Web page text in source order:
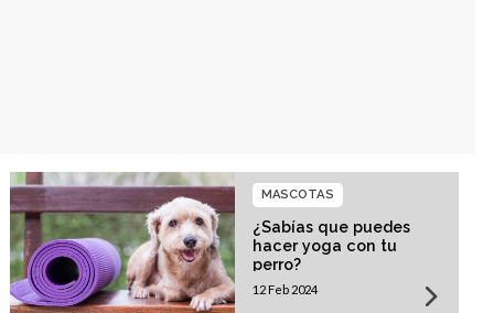
¿Sabías que puedes
hacer yoga con tu
perro?
MASCOTAS
12 Feb 2024